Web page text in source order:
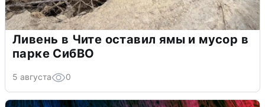
Ливень в Чите оставил ямы и мусор в
парке СибВО
5 августа 0